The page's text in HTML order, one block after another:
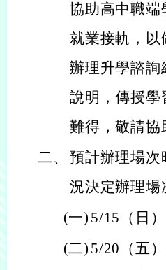
協助高中職端
就業接軌，以
辦理升學諮詢
說明，傳授學
難得，敬請協
二、 預計辦理場
況決定辦理場
(一) 5/15（日
(二) 5/20（五